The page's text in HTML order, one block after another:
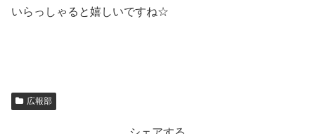
いらっしゃると嬉しいですね☆
広報部